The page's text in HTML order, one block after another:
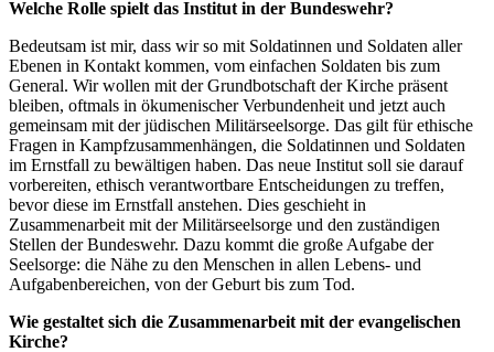
Welche Rolle spielt das Institut in der Bundeswehr?
Bedeutsam ist mir, dass wir so mit Soldatinnen und Soldaten aller
Ebenen in Kontakt kommen, vom einfachen Soldaten bis zum
General. Wir wollen mit der Grundbotschaft der Kirche präsent
bleiben, oftmals in ökumenischer Verbundenheit und jetzt auch
gemeinsam mit der jüdischen Militärseelsorge. Das gilt für ethische
Fragen in Kampfzusammenhängen, die Soldatinnen und Soldaten
im Ernstfall zu bewältigen haben. Das neue Institut soll sie darauf
vorbereiten, ethisch verantwortbare Entscheidungen zu treffen,
bevor diese im Ernstfall anstehen. Dies geschieht in
Zusammenarbeit mit der Militärseelsorge und den zuständigen
Stellen der Bundeswehr. Dazu kommt die große Aufgabe der
Seelsorge: die Nähe zu den Menschen in allen Lebens- und
Aufgabenbereichen, von der Geburt bis zum Tod.
Wie gestaltet sich die Zusammenarbeit mit der evangelischen
Kirche?